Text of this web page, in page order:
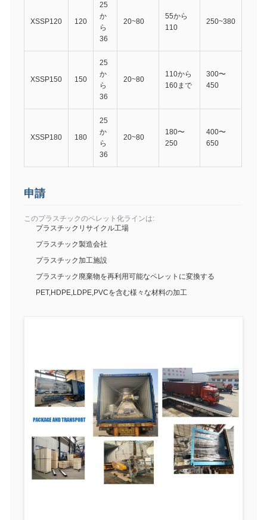
XSSP120 120
25
か
ら
36
20~80
55から
110
250~380
XSSP150 150
25
か
ら
36
20~80
110から
160まで
300〜
450
XSSP180 180
25
か
ら
36
20~80
180〜
250
400〜
650
申請
このプラスチックのペレット化ラインは:
プラスチックリサイクル工場
プラスチック製造会社
プラスチック加工施設
プラスチック廃棄物を再利用可能なペレットに変換する
PET,HDPE,LDPE,PVCを含む様々な材料の加工